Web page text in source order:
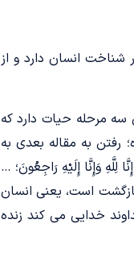
شناخت انسان دارد و از
مرحله حیات دارد که
رفتن به مقاله بعدی به
وَإِنَّا إِلَیْهِ رَاجِعُونَ؛ …
است، یعنی انسان
خدایی می­ کند زنده